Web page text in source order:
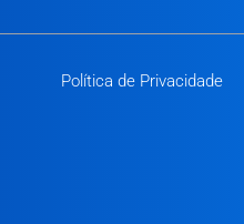
Política de Privacidade